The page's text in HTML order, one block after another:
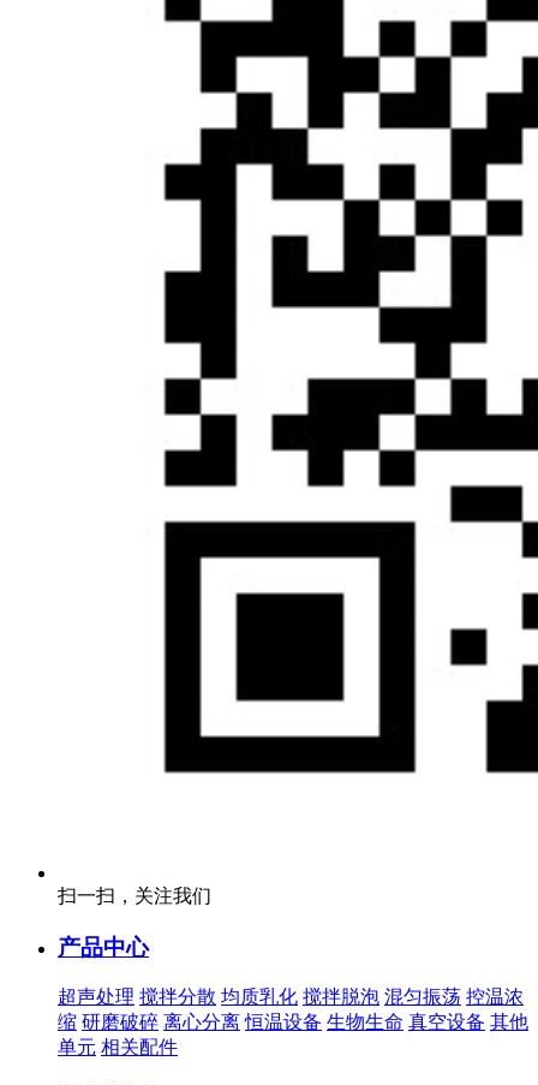
扫一扫，关注我们
产品中心
超声处理 搅拌分散 均质乳化 搅拌脱泡 混匀振荡 控温浓
缩 研磨破碎 离心分离 恒温设备 生物生命 真空设备 其他
单元 相关配件